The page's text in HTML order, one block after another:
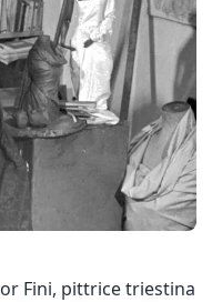
Fini, pittrice triestina